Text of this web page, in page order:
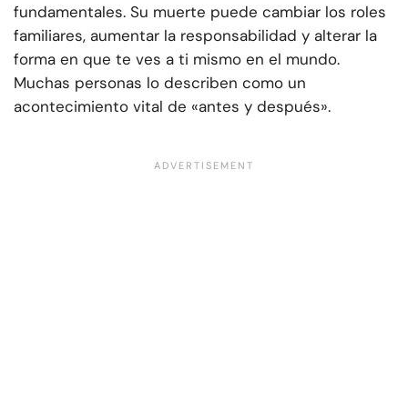
fundamentales. Su muerte puede cambiar los roles
familiares, aumentar la responsabilidad y alterar la
forma en que te ves a ti mismo en el mundo.
Muchas personas lo describen como un
acontecimiento vital de «antes y después».